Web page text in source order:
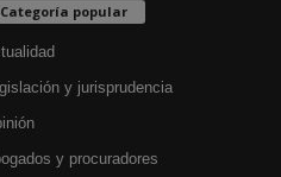
Categoría popular
y jurisprudencia
y procuradores